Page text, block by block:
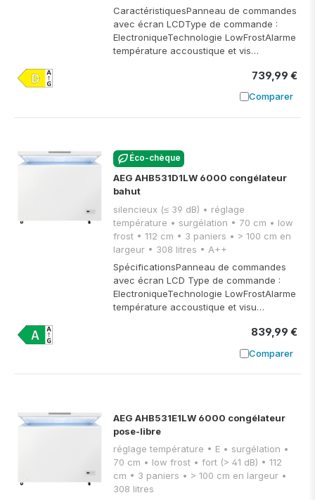
CaractéristiquesPanneau de commandes
avec écran LCDType de commande :
ElectroniqueTechnologie LowFrostAlarme
température accoustique et vis…
739,99 €
Comparer
Ajouter à
Éco-chèque
AEG AHB531D1LW 6000 congélateur
bahut
silencieux (≤ 39 dB) • réglage
température • surgélation • 70 cm • low
frost • 112 cm • 3 paniers • > 100 cm en
largeur • 308 litres • A++
SpécificationsPanneau de commandes
avec écran LCD Type de commande :
ElectroniqueTechnologie LowFrostAlarme
température accoustique et visu…
839,99 €
Comparer
Ajouter à
AEG AHB531E1LW 6000 congélateur
pose-libre
réglage température • E • surgélation •
70 cm • low frost • fort (> 41 dB) • 112
cm • 3 paniers • > 100 cm en largeur •
308 litres